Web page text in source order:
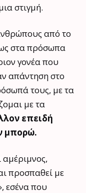
στιγμή.
από το
στα πρόσωπα
γονέα που
απάντηση στο
τους, με τα
με τα
επειδή
μπορώ.
αμέριμνος,
προσπαθεί με
εσένα που